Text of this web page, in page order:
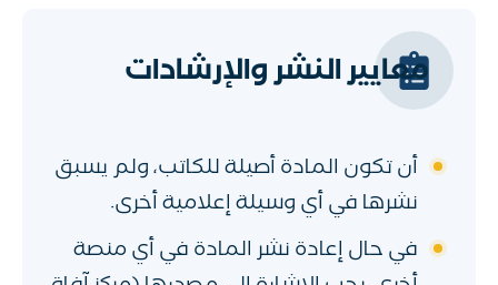
أن تكون المادة أصيلة للكاتب، ولم يسبق
نشرها في أي وسيلة إعلامية أخرى.
في حال إعادة نشر المادة في أي منصة
معايير النشر والإرشادات